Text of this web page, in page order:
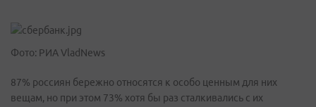
Фото: РИА VladNews
87% россиян бережно относятся к особо ценным для них
вещам, но при этом 73% хотя бы раз сталкивались с их